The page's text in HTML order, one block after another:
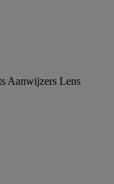
Aanwijzers Lens